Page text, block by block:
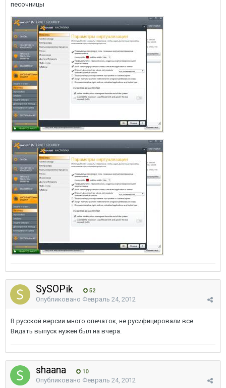
песочницы
SySOPik 52
Опубликовано Февраль 24, 2012
В русской версии много опечаток, не русифицировали все.
Видать выпуск нужен был на вчера.
shaana 10
Опубликовано Февраль 24, 2012